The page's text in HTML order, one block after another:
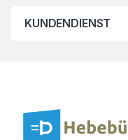
KUNDENDIENST